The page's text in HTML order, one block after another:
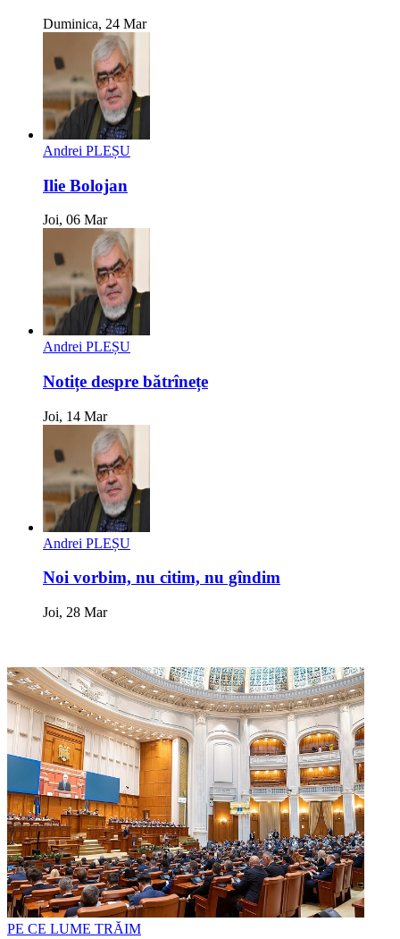
Duminica, 24 Mar
Andrei PLEȘU
Ilie Bolojan
Joi, 06 Mar
Andrei PLEȘU
Notițe despre bătrînețe
Joi, 14 Mar
Andrei PLEȘU
Noi vorbim, nu citim, nu gîndim
Joi, 28 Mar
PE CE LUME TRĂIM